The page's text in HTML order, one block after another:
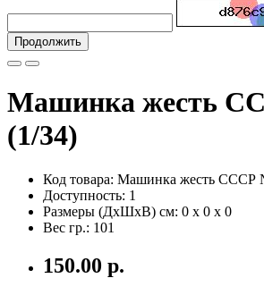
Продолжить
Машинка жесть
(1/34)
Код товара: Машинка жесть СССР
Доступность: 1
Размеры (ДxШxВ) см: 0 x 0 x 0
Вес гр.: 101
150.00 р.